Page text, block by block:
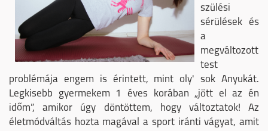
szülési
sérülések és
a
megváltozott
test
problémája engem is érintett, mint oly' sok Anyukát.
Legkisebb gyermekem 1 éves korában „jött el az én
időm”, amikor úgy döntöttem, hogy változtatok! Az
életmódváltás hozta magával a sport iránti vágyat, amit